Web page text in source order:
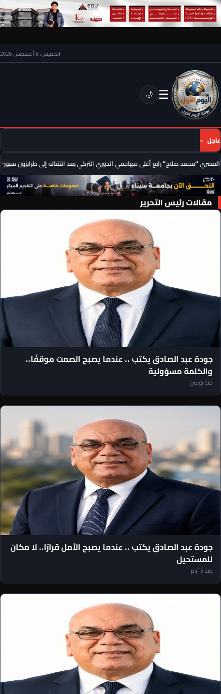
الخميس، 6 أغسطس 2026
☰
🌙
عاجل
“محمد صلاح” رابع أغلى مهاجمي الدوري التركي بعد انتقاله إلى طرابزون سبور
مقالات رئيس التحرير
جودة عبد الصادق يكتب .. عندما يصبح الصمت موقفًا..
والكلمة مسؤولية
منذ يومين
جودة عبد الصادق يكتب .. عندما يصبح الأمل قرارًا.. لا مكان
للمستحيل
منذ 5 أيام